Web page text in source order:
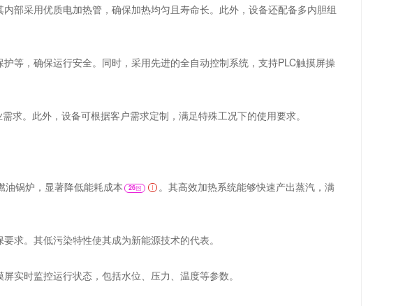
部采用优质电加热管，确保加热均匀且寿命长。此外，设备还配备多内胆组
等，确保运行安全。同时，采用先进的全自动控制系统，支持PLC触摸屏操
求。此外，设备可根据客户需求定制，满足特殊工况下的使用要求。
锅炉，显著降低能耗成本 26
。其高效加热系统能够快速产出蒸汽，满
求。其低污染特性使其成为新能源技术的代表。
实时监控运行状态，包括水位、压力、温度等参数。